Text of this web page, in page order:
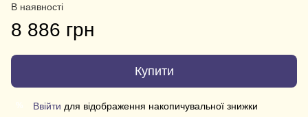
В наявності
8 886 грн
Купити
Ввійти для відображення накопичувальної знижки